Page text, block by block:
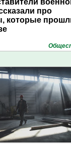
про
которые